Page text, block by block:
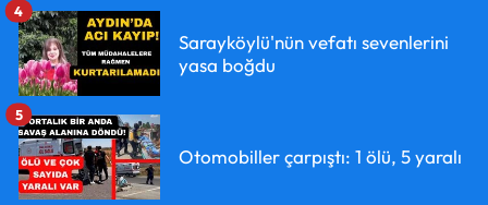
Sarayköylü'nün vefatı sevenlerini
yasa boğdu
4
Otomobiller çarpıştı: 1 ölü, 5 yaralı
5